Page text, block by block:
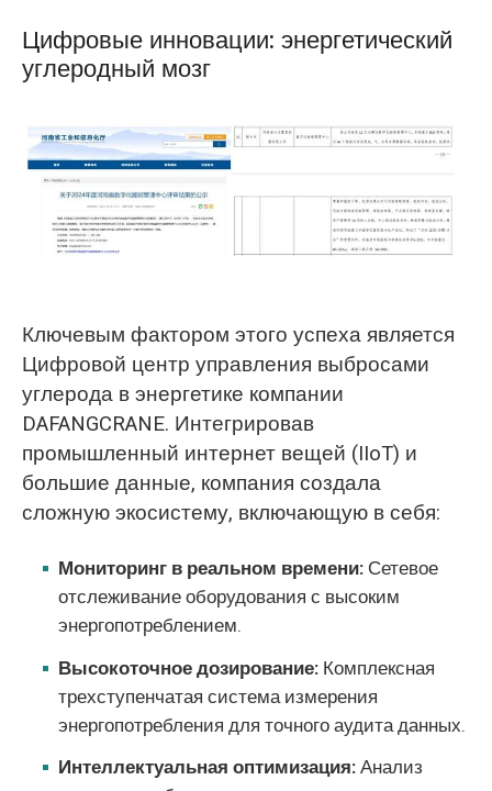
Цифровые инновации: энергетический
углеродный мозг
Ключевым фактором этого успеха является
Цифровой центр управления выбросами
углерода в энергетике компании
DAFANGCRANE. Интегрировав
промышленный интернет вещей (IIoT) и
большие данные, компания создала
сложную экосистему, включающую в себя:
Мониторинг в реальном времени: Сетевое
отслеживание оборудования с высоким
энергопотреблением.
Высокоточное дозирование: Комплексная
трехступенчатая система измерения
энергопотребления для точного аудита данных.
Интеллектуальная оптимизация:Анализ